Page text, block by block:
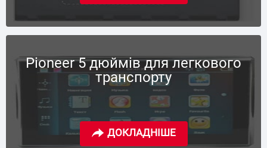
Pioneer 5 дюймів для легкового
транспорту